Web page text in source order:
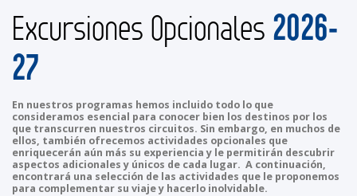
Excursiones Opcionales 2026-
27
En nuestros programas hemos incluido todo lo que
consideramos esencial para conocer bien los destinos por los
que transcurren nuestros circuitos. Sin embargo, en muchos de
ellos, también ofrecemos actividades opcionales que
enriquecerán aún más su experiencia y le permitirán descubrir
aspectos adicionales y únicos de cada lugar. A continuación,
encontrará una selección de las actividades que le proponemos
para complementar su viaje y hacerlo inolvidable.